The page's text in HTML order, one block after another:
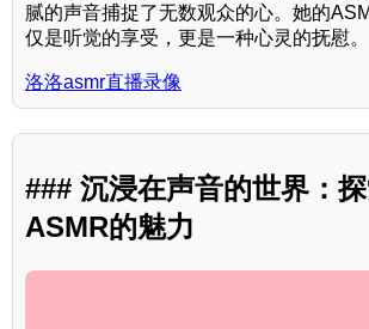
腻的声音捕捉了无数观众的心。她的
仅是听觉的享受，更是一种心灵的抚慰。
洛洛asmr直播录像
### 沉浸在声音的世界：
ASMR的魅力